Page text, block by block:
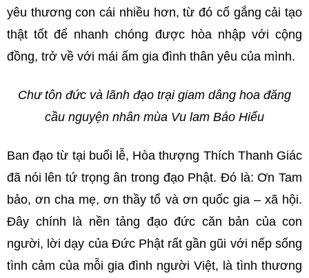
yêu thương con cái nhiều hơn, từ đó cố gắng cải tạo
thật tốt để nhanh chóng được hòa nhập với cộng
đồng, trở về với mái ấm gia đình thân yêu của mình.
Chư tôn đức và lãnh đạo trại giam dâng hoa đăng
cầu nguyện nhân mùa Vu lam Báo Hiếu
Ban đạo từ tại buổi lễ, Hòa thượng Thích Thanh Giác
đã nói lên tứ trọng ân trong đạo Phật. Đó là: Ơn Tam
bảo, ơn cha mẹ, ơn thầy tổ và ơn quốc gia – xã hội.
Đây chính là nền tảng đạo đức căn bản của con
người, lời dạy của Đức Phật rất gần gũi với nếp sống
tình cảm của mỗi gia đình người Việt, là tình thương